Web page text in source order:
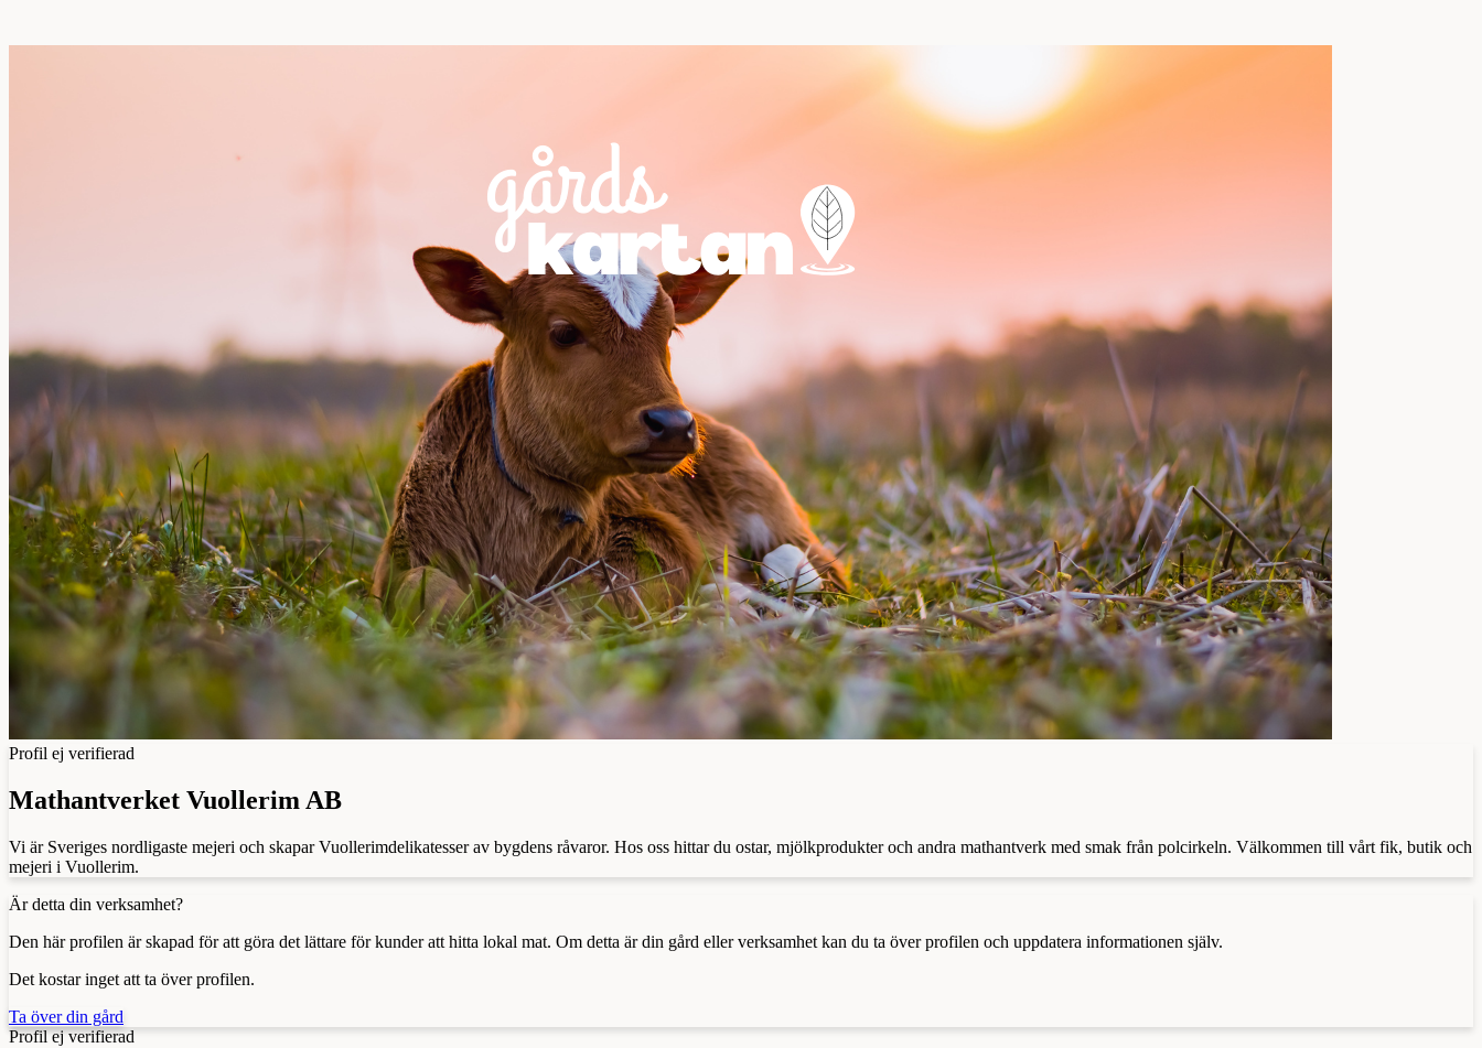
Profil ej verifierad
Mathantverket Vuollerim AB
Vi är Sveriges nordligaste mejeri och skapar Vuollerimdelikatesser av bygdens råvaror. Hos oss hittar du ostar, mjölkprodukter och andra mathantverk med smak från polcirkeln. Välkommen till vårt fik, butik och
mejeri i Vuollerim.
Är detta din verksamhet?
Den här profilen är skapad för att göra det lättare för kunder att hitta lokal mat. Om detta är din gård eller verksamhet kan du ta över profilen och uppdatera informationen själv.
Det kostar inget att ta över profilen.
Ta över din gård
Profil ej verifierad